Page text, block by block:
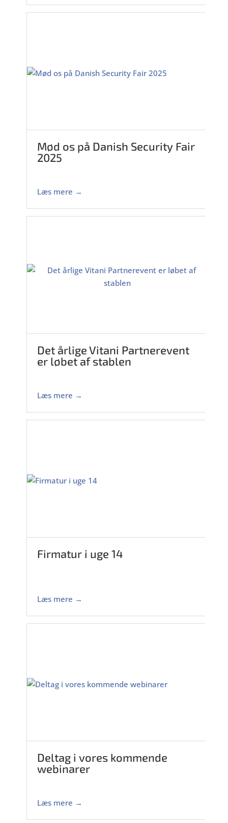
Mød os på Danish Security Fair
2025
Læs mere →
Det årlige Vitani Partnerevent
er løbet af stablen
Læs mere →
Firmatur i uge 14
Læs mere →
Deltag i vores kommende
webinarer
Læs mere →